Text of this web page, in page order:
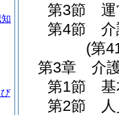
第3節
第4節
(第
第3章
介
第1節
第2節